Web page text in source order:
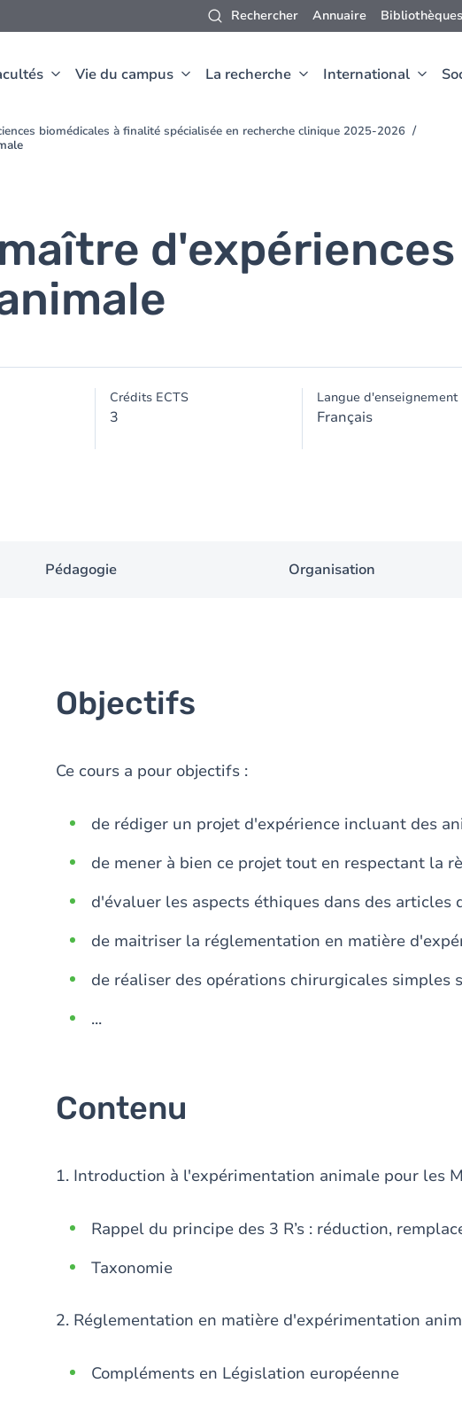
Rechercher Annuaire Bibliothèques
Vie du campus La recherche International
biomédicales à finalité spécialisée en recherche clinique 2025-2026
d'expériences
Crédits ECTS
3
Langue d'enseignement
Français
Pédagogie Organisation
Objectifs
Ce cours a pour objectifs :
de rédiger un projet d'expérience incluant des
de mener à bien ce projet tout en respectant la
d'évaluer les aspects éthiques dans des articles
de maitriser la réglementation en matière
de réaliser des opérations chirurgicales simples
...
Contenu
1. Introduction à l'expérimentation animale pour les
Rappel du principe des 3 R’s : réduction,
Taxonomie
2. Réglementation en matière d'expérimentation
Compléments en Législation européenne